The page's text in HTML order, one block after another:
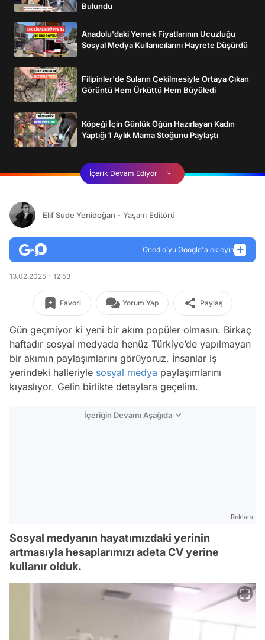
Bulundu
Anadolu'daki Yemek Fiyatlarının Ucuzluğu
Sosyal Medya Kullanıcılarını Hayrete Düşürdü
Filipinler'de Suların Çekilmesiyle Ortaya Çıkan
Görüntü Hem Ürküttü Hem Büyüledi
Köpeği İçin Günlük Öğün Hazırlayan Kadın
Yaptığı 1 Aylık Mama Stoğunu Paylaştı
İçerik Devam Ediyor
Elif Sude Yenidoğan - Yaşam Editörü
Onedio’yu Google'a ekleyin
13.02.2025 - 12:53
Favori Yorum Yap Paylaş
Gün geçmiyor ki yeni bir akım popüler olmasın. Birkaç
haftadır sosyal medyada henüz Türkiye’de yapılmayan
bir akımın paylaşımlarını görüyoruz. İnsanlar iş
yerindeki halleriyle sosyal medya paylaşımlarını
kıyaslıyor. Gelin birlikte detaylara geçelim.
İçeriğin Devamı Aşağıda
Reklam
Sosyal medyanın hayatımızdaki yerinin
artmasıyla hesaplarımızı adeta CV yerine
kullanır olduk.